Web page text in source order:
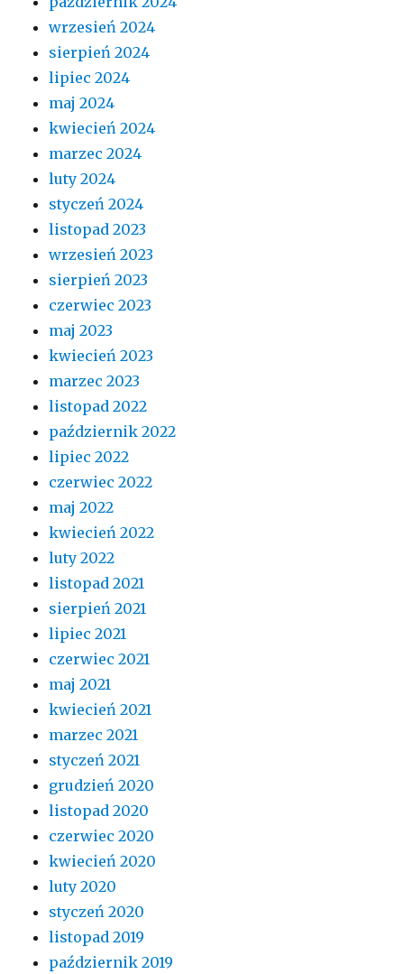
wrzesień 2024
sierpień 2024
lipiec 2024
maj 2024
kwiecień 2024
marzec 2024
luty 2024
styczeń 2024
listopad 2023
wrzesień 2023
sierpień 2023
czerwiec 2023
maj 2023
kwiecień 2023
marzec 2023
listopad 2022
październik 2022
lipiec 2022
czerwiec 2022
maj 2022
kwiecień 2022
luty 2022
listopad 2021
sierpień 2021
lipiec 2021
czerwiec 2021
maj 2021
kwiecień 2021
marzec 2021
styczeń 2021
grudzień 2020
listopad 2020
czerwiec 2020
kwiecień 2020
luty 2020
styczeń 2020
listopad 2019
październik 2019